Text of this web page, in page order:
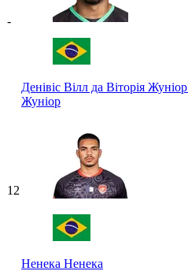
-
Денівіс Вілл да Віторія Жуніор
Жуніор
12
Ненека Ненека